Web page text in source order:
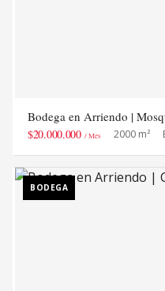
Bodega en Arriendo |
$20.000.000 / Mes 2000 m²
BODEGA